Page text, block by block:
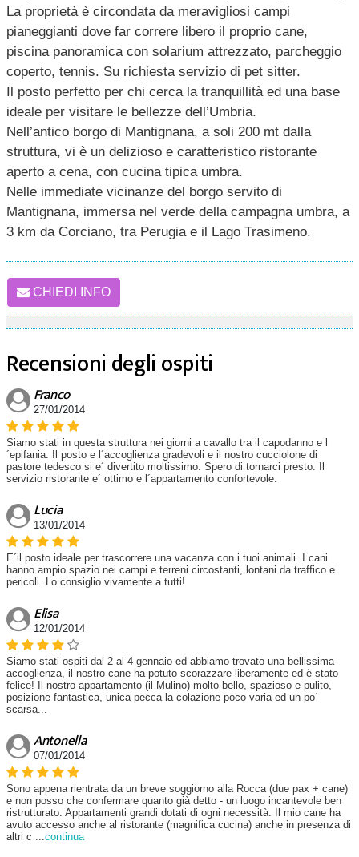
La proprietà è circondata da meravigliosi campi
pianeggianti dove far correre libero il proprio cane,
piscina panoramica con solarium attrezzato, parcheggio
coperto, tennis. Su richiesta servizio di pet sitter.
Il posto perfetto per chi cerca la tranquillità ed una base
ideale per visitare le bellezze dell’Umbria.
Nell’antico borgo di Mantignana, a soli 200 mt dalla
struttura, vi è un delizioso e caratteristico ristorante
aperto a cena, con cucina tipica umbra.
Nelle immediate vicinanze del borgo servito di
Mantignana, immersa nel verde della campagna umbra, a
3 km da Corciano, tra Perugia e il Lago Trasimeno.
CHIEDI INFO
Recensioni degli ospiti
Franco
27/01/2014
Siamo stati in questa struttura nei giorni a cavallo tra il capodanno e l
´epifania. Il posto e l´accoglienza gradevoli e il nostro cucciolone di
pastore tedesco si e´ divertito moltissimo. Spero di tornarci presto. Il
servizio ristorante e´ ottimo e l´appartamento confortevole.
Lucia
13/01/2014
E´il posto ideale per trascorrere una vacanza con i tuoi animali. I cani
hanno ampio spazio nei campi e terreni circostanti, lontani da traffico e
pericoli. Lo consiglio vivamente a tutti!
Elisa
12/01/2014
Siamo stati ospiti dal 2 al 4 gennaio ed abbiamo trovato una bellissima
accoglienza, il nostro cane ha potuto scorazzare liberamente ed è stato
felice! Il nostro appartamento (il Mulino) molto bello, spazioso e pulito,
posizione fantastica, unica pecca la colazione poco varia ed un po´
scarsa...
Antonella
07/01/2014
Sono appena rientrata da un breve soggiorno alla Rocca (due pax + cane)
e non posso che confermare quanto già detto - un luogo incantevole ben
ristrutturato. Appartamenti grandi dotati di ogni necessità. Il mio cane ha
avuto accesso anche al ristorante (magnifica cucina) anche in presenza di
altri c ...continua